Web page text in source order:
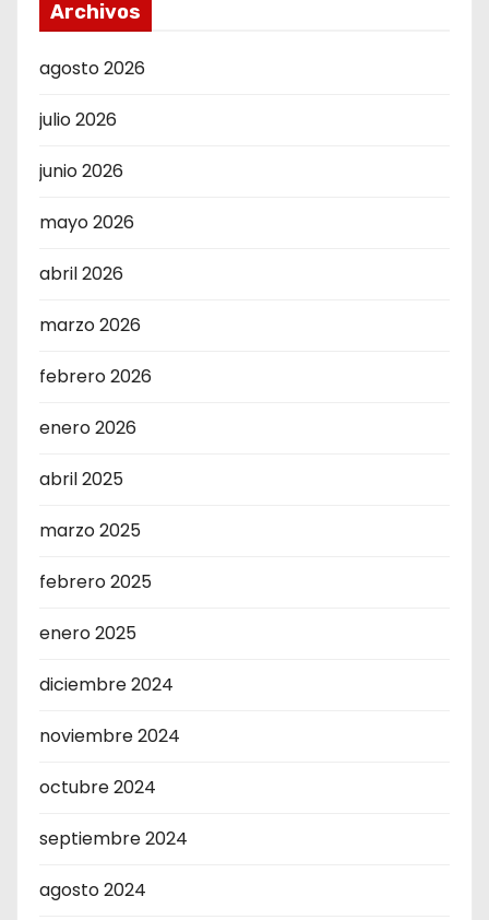
Archivos
agosto 2026
julio 2026
junio 2026
mayo 2026
abril 2026
marzo 2026
febrero 2026
enero 2026
abril 2025
marzo 2025
febrero 2025
enero 2025
diciembre 2024
noviembre 2024
octubre 2024
septiembre 2024
agosto 2024